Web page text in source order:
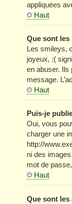
appliquées
Haut
Que sont les
Les smileys,
joyeux, :(
en abuser. Ils
message.
Haut
Puis-je
Oui, vous
charger une
http://
ni des
mot de
Haut
Que sont les